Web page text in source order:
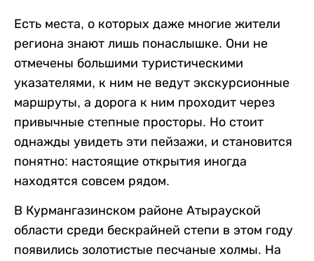
Есть места, о которых даже многие жители
региона знают лишь понаслышке. Они не
отмечены большими туристическими
указателями, к ним не ведут экскурсионные
маршруты, а дорога к ним проходит через
привычные степные просторы. Но стоит
однажды увидеть эти пейзажи, и становится
понятно: настоящие открытия иногда
находятся совсем рядом.
В Курмангазинском районе Атырауской
области среди бескрайней степи в этом году
появились золотистые песчаные холмы. На